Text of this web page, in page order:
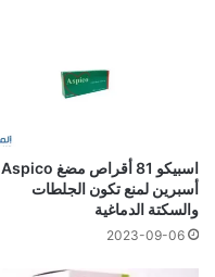
اسبيكو 81 أقراص مضغ Aspico
أسبرين لمنع تكون الجلطات
والسكتة الدماغية
2023-09-06